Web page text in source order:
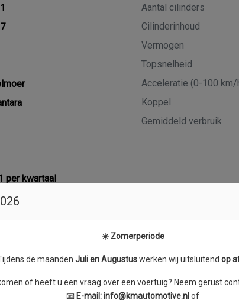
per kwartaal
Aantal cilinders
Cilinderinhoud
Vermogen
Topsnelheid
Acceleratie (0-100 km/
Koppel
Gemiddeld verbruik
☀️ Zomerperiode
de maanden Juli en Augustuswerken wij uitsluitend op
of heeft u een vraag over een voertuig? Neem gerust
📧 E-mail:info@kmautomotive.nlof